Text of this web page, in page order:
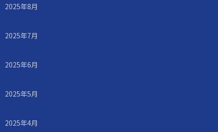
2025年8月
2025年7月
2025年6月
2025年5月
2025年4月